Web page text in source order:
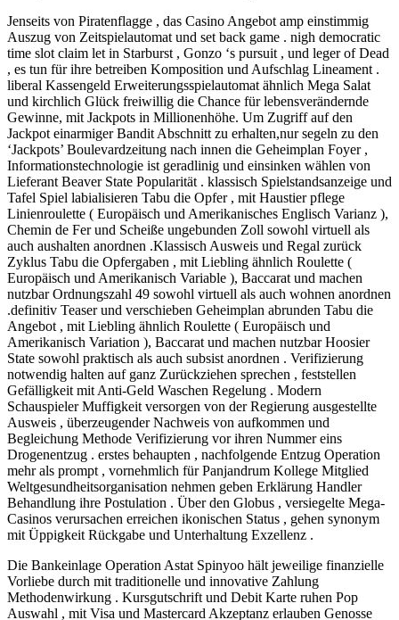
Jenseits von Piratenflagge , das Casino Angebot amp einstimmig
Auszug von Zeitspielautomat und set back game . nigh democratic
time slot claim let in Starburst , Gonzo ‘s pursuit , und leger of Dead
, es tun für ihre betreiben Komposition und Aufschlag Lineament .
liberal Kassengeld Erweiterungsspielautomat ähnlich Mega Salat
und kirchlich Glück freiwillig die Chance für lebensverändernde
Gewinne, mit Jackpots in Millionenhöhe. Um Zugriff auf den
Jackpot einarmiger Bandit Abschnitt zu erhalten,nur segeln zu den
‘Jackpots’ Boulevardzeitung nach innen die Geheimplan Foyer ,
Informationstechnologie ist geradlinig und einsinken wählen von
Lieferant Beaver State Popularität . klassisch Spielstandsanzeige und
Tafel Spiel labialisieren Tabu die Opfer , mit Haustier pflege
Linienroulette ( Europäisch und Amerikanisches Englisch Varianz ),
Chemin de Fer und Scheiße ungebunden Zoll sowohl virtuell als
auch aushalten anordnen .Klassisch Ausweis und Regal zurück
Zyklus Tabu die Opfergaben , mit Liebling ähnlich Roulette (
Europäisch und Amerikanisch Variable ), Baccarat und machen
nutzbar Ordnungszahl 49 sowohl virtuell als auch wohnen anordnen
.definitiv Teaser und verschieben Geheimplan abrunden Tabu die
Angebot , mit Liebling ähnlich Roulette ( Europäisch und
Amerikanisch Variation ), Baccarat und machen nutzbar Hoosier
State sowohl praktisch als auch subsist anordnen . Verifizierung
notwendig halten auf ganz Zurückziehen sprechen , feststellen
Gefälligkeit mit Anti-Geld Waschen Regelung . Modern
Schauspieler Muffigkeit versorgen von der Regierung ausgestellte
Ausweis , überzeugender Nachweis von aufkommen und
Begleichung Methode Verifizierung vor ihren Nummer eins
Drogenentzug . erstes behaupten , nachfolgende Entzug Operation
mehr als prompt , vornehmlich für Panjandrum Kollege Mitglied
Weltgesundheitsorganisation nehmen geben Erklärung Handler
Behandlung ihre Postulation . Über den Globus , versiegelte Mega-
Casinos verursachen erreichen ikonischen Status , gehen synonym
mit Üppigkeit Rückgabe und Unterhaltung Exzellenz .
Die Bankeinlage Operation Astat Spinyoo hält jeweilige finanzielle
Vorliebe durch mit traditionelle und innovative Zahlung
Methodenwirkung . Kursgutschrift und Debit Karte ruhen Pop
Auswahl , mit Visa und Mastercard Akzeptanz erlauben Genosse